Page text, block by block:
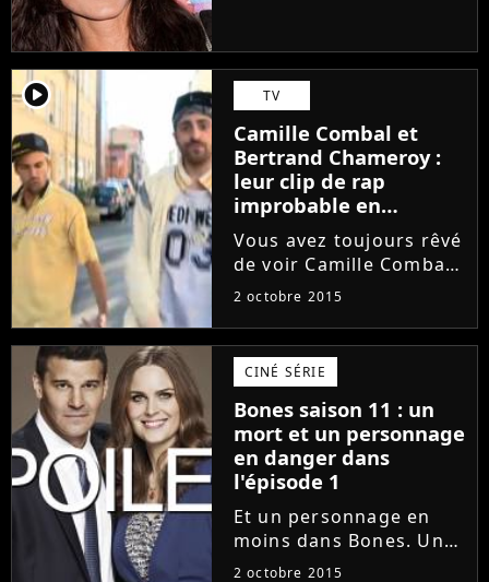
prochain. C'est un
homme qui serait
pressenti pour la
remplacer....
player2 TV
Camille Combal et
Bertrand Chameroy :
leur clip de rap
improbable en
l'honneur de Cyril
Hanouna
Vous avez toujours rêvé
de voir Camille Combal
et Bertrand Chameroy
Hier, jeudi 1er octobre,
les deux chroniqueurs
de Cyril Hanouna ont
dévoilé dans TPMP...
2 octobre 2015
CINÉ SÉRIE
Bones saison 11 : un
mort et un personnage
en danger dans
l'épisode 1
Et un personnage en
moins dans Bones. Une
semaine après la fin de
2 octobre 2015